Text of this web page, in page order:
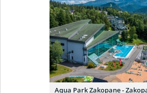
Aqua Park Zakopane -